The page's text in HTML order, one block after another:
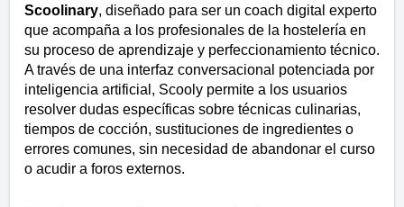
Scoolinary, diseñado para ser un coach digital experto
que acompaña a los profesionales de la hostelería en
su proceso de aprendizaje y perfeccionamiento técnico.
A través de una interfaz conversacional potenciada por
inteligencia artificial, Scooly permite a los usuarios
resolver dudas específicas sobre técnicas culinarias,
tiempos de cocción, sustituciones de ingredientes o
errores comunes, sin necesidad de abandonar el curso
o acudir a foros externos.